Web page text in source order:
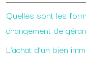
Quelles sont les
changement de
L’achat d’un bien